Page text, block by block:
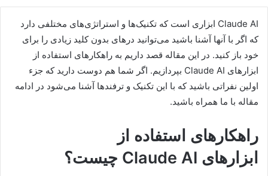
Claude AI ابزاری است که تکنیک‌ها و استراتژی‌های مختلفی دارد
که اگر با آنها آشنا باشید می‌توانید در‌های بدون کلید زیادی را برای
خود باز کنید. در این مقاله قصد داریم به راهکارهای استفاده از
ابزارهای Claude AI بپردازیم. اگر شما هم دوست دارید که جزء
اولین نفراتی باشید که با این تکنیک و ترفندها آشنا می‌شود در ادامه
مقاله با ما همراه باشید.
راهکارهای استفاده از
ابزارهای Claude AI چیست؟